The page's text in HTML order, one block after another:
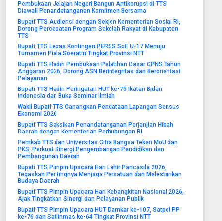
Pembukaan Jelajah Negeri Bangun Antikorupsi di TTS
Diawali Penandatanganan Komitmen Bersama
Bupati TTS Audiensi dengan Sekjen Kementerian Sosial RI,
Dorong Percepatan Program Sekolah Rakyat di Kabupaten
TTS
Bupati TTS Lepas Kontingen PERSS SoE U-17 Menuju
Turnamen Piala Soeratin Tingkat Provinsi NTT
Bupati TTS Hadiri Pembukaan Pelatihan Dasar CPNS Tahun
Anggaran 2026, Dorong ASN Berintegritas dan Berorientasi
Pelayanan
Bupati TTS Hadiri Peringatan HUT ke-75 Ikatan Bidan
Indonesia dan Buka Seminar Ilmiah
Wakil Bupati TTS Canangkan Pendataan Lapangan Sensus
Ekonomi 2026
Bupati TTS Saksikan Penandatanganan Perjanjian Hibah
Daerah dengan Kementerian Perhubungan RI
Pemkab TTS dan Universitas Citra Bangsa Teken MoU dan
PKS, Perkuat Sinergi Pengembangan Pendidikan dan
Pembangunan Daerah
Bupati TTS Pimpin Upacara Hari Lahir Pancasila 2026,
Tegaskan Pentingnya Menjaga Persatuan dan Melestarikan
Budaya Daerah
Bupati TTS Pimpin Upacara Hari Kebangkitan Nasional 2026,
Ajak Tingkatkan Sinergi dan Pelayanan Publik
Bupati TTS Pimpin Upacara HUT Damkar ke-107, Satpol PP
ke-76 dan Satlinmas ke-64 Tingkat Provinsi NTT